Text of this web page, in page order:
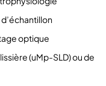
optique
(uMp-SLD) ou de